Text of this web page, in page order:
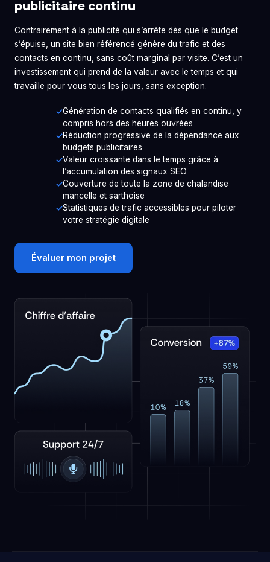
publicitaire continu
Contrairement à la publicité qui s’arrête dès que le budget
s’épuise, un site bien référencé génère du trafic et des
contacts en continu, sans coût marginal par visite. C’est un
investissement qui prend de la valeur avec le temps et qui
travaille pour vous tous les jours, sans exception.
Génération de contacts qualifiés en continu, y
compris hors des heures ouvrées
Réduction progressive de la dépendance aux
budgets publicitaires
Valeur croissante dans le temps grâce à
l’accumulation des signaux SEO
Couverture de toute la zone de chalandise
mancelle et sarthoise
Statistiques de trafic accessibles pour piloter
votre stratégie digitale
Évaluer mon projet